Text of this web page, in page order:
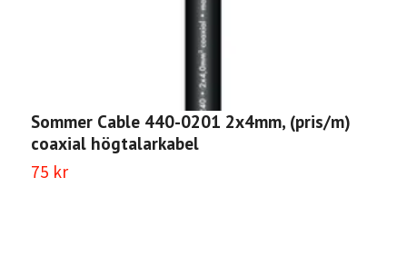
Sommer Cable 440-0201 2x4mm, (pris/m)
coaxial högtalarkabel
75 kr